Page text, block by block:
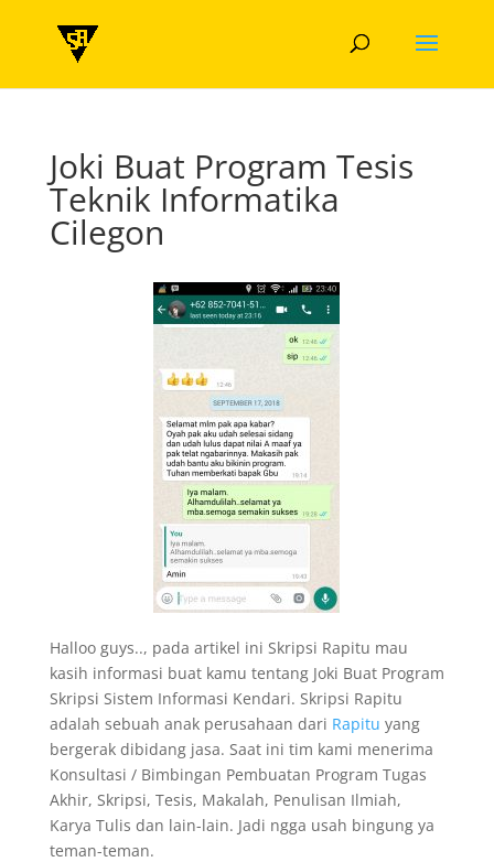
Joki Buat Program Tesis
Teknik Informatika
Cilegon
Halloo guys.., pada artikel ini Skripsi Rapitu mau
kasih informasi buat kamu tentang Joki Buat Program
Skripsi Sistem Informasi Kendari. Skripsi Rapitu
adalah sebuah anak perusahaan dari Rapitu yang
bergerak dibidang jasa. Saat ini tim kami menerima
Konsultasi / Bimbingan Pembuatan Program Tugas
Akhir, Skripsi, Tesis, Makalah, Penulisan Ilmiah,
Karya Tulis dan lain-lain. Jadi ngga usah bingung ya
teman-teman.